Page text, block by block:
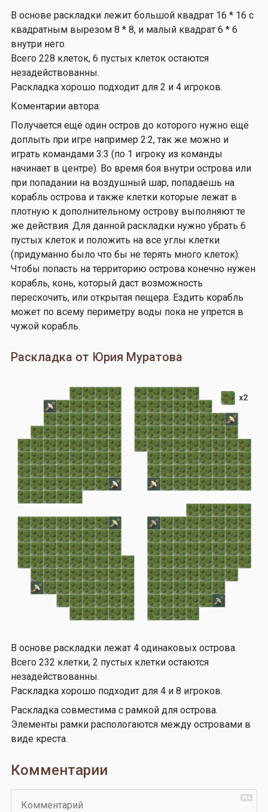
В основе раскладки лежит большой квадрат 16 * 16 с
квадратным вырезом 8 * 8, и малый квадрат 6 * 6
внутри него.
Всего 228 клеток, 6 пустых клеток остаются
незадействованны.
Раскладка хорошо подходит для 2 и 4 игроков.
Коментарии автора:
Получается ещё один остров до которого нужно ещё
доплыть при игре например 2:2, так же можно и
играть командами 3:3 (по 1 игроку из команды
начинает в центре). Во время боя внутри острова или
при попадании на воздушный шар, попадаешь на
корабль острова и также клетки которые лежат в
плотную к дополнительному острову выполняют те
же действия. Для данной раскладки нужно убрать 6
пустых клеток и положить на все углы клетки
(придуманно было что бы не терять много клеток).
Чтобы попасть на территорию острова конечно нужен
корабль, конь, который даст возможность
перескочить, или открытая пещера. Ездить корабль
может по всему периметру воды пока не упрется в
чужой корабль.
Раскладка от Юрия Муратова
В основе раскладки лежат 4 одинаковых острова.
Всего 232 клетки, 2 пустых клетки остаются
незадействованны.
Раскладка хорошо подходит для 4 и 8 игроков.
Раскладка совместима с рамкой для острова.
Элементы рамки распологаются между островами в
виде креста.
Комментарии
Комментарий